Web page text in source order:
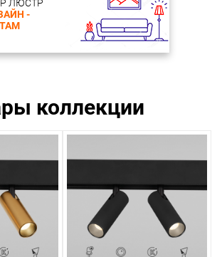
ЛЮСТР
-
коллекции